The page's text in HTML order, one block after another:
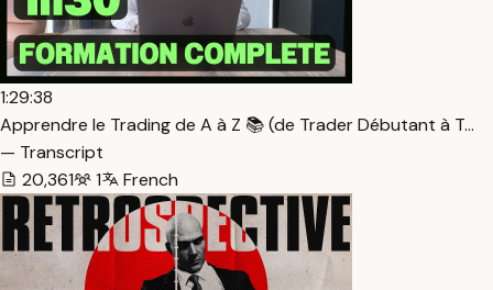
1:29:38
Apprendre le Trading de A à Z 📚 (de Trader Débutant à T…
— Transcript
20,361
1 French